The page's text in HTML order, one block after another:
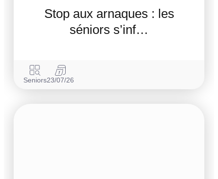
Stop aux arnaques : les
séniors s’inf…
Seniors23/07/26